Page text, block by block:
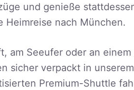
und genieße
Heimreise nach München.
am Seeufer oder an
sicher verpackt in
Premium-Shuttle